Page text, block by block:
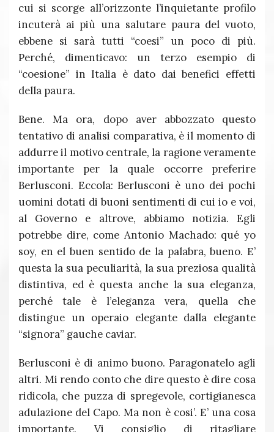
cui si scorge all’orizzonte l’inquietante profilo
incuterà ai più una salutare paura del vuoto,
ebbene si sarà tutti “coesi” un poco di più.
Perché, dimenticavo: un terzo esempio di
“coesione” in Italia è dato dai benefici effetti
della paura.
Bene. Ma ora, dopo aver abbozzato questo
tentativo di analisi comparativa, è il momento di
addurre il motivo centrale, la ragione veramente
importante per la quale occorre preferire
Berlusconi. Eccola: Berlusconi è uno dei pochi
uomini dotati di buoni sentimenti di cui io e voi,
al Governo e altrove, abbiamo notizia. Egli
potrebbe dire, come Antonio Machado: qué yo
soy, en el buen sentido de la palabra, bueno. E’
questa la sua peculiarità, la sua preziosa qualità
distintiva, ed è questa anche la sua eleganza,
perché tale è l’eleganza vera, quella che
distingue un operaio elegante dalla elegante
“signora” gauche caviar.
Berlusconi è di animo buono. Paragonatelo agli
altri. Mi rendo conto che dire questo è dire cosa
ridicola, che puzza di spregevole, cortigianesca
adulazione del Capo. Ma non è cosi’. E’ una cosa
importante. Vi consiglio di ritagliare